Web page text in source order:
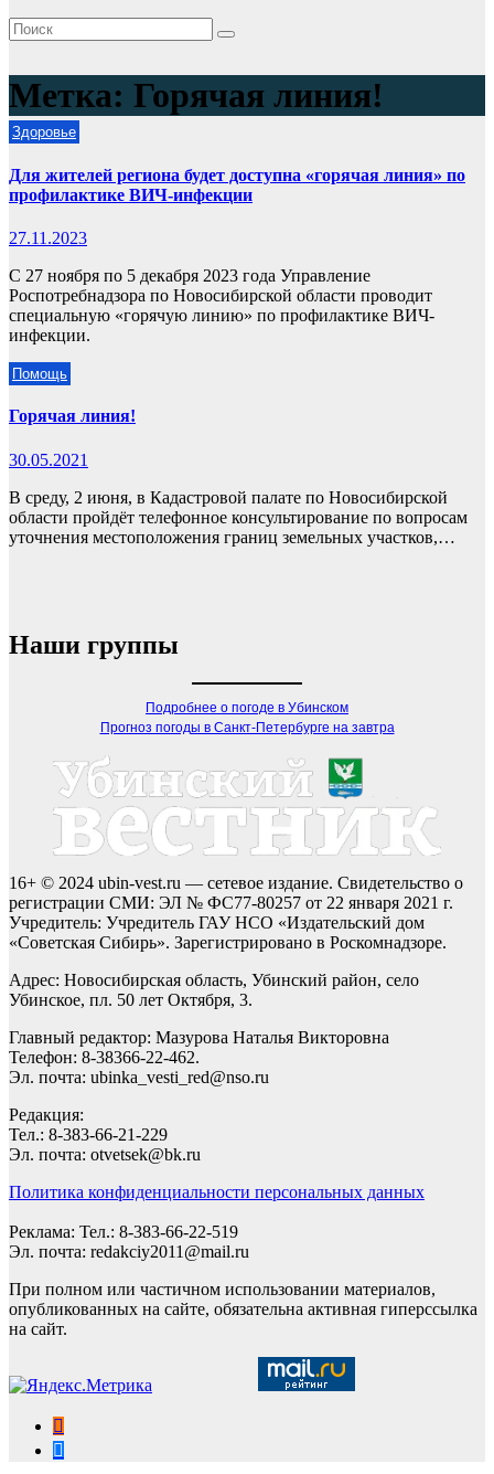
Метка: Горячая линия!
Здоровье
Для жителей региона будет доступна «горячая линия» по
профилактике ВИЧ-инфекции
27.11.2023
С 27 ноября по 5 декабря 2023 года Управление
Роспотребнадзора по Новосибирской области проводит
специальную «горячую линию» по профилактике ВИЧ-
инфекции.
Помощь
Горячая линия!
30.05.2021
В среду, 2 июня, в Кадастровой палате по Новосибирской
области пройдёт телефонное консультирование по вопросам
уточнения местоположения границ земельных участков,…
Наши группы
Подробнее о погоде в Убинском
Прогноз погоды в Санкт-Петербурге на завтра
16+ © 2024 ubin-vest.ru — сетевое издание. Свидетельство о
регистрации СМИ: ЭЛ № ФС77-80257 от 22 января 2021 г.
Учредитель: Учредитель ГАУ НСО «Издательский дом
«Советская Сибирь». Зарегистрировано в Роскомнадзоре.
Адрес: Новосибирская область, Убинский район, село
Убинское, пл. 50 лет Октября, 3.
Главный редактор: Мазурова Наталья Викторовна
Телефон: 8-38366-22-462.
Эл. почта: ubinka_vesti_red@nso.ru
Редакция:
Тел.: 8-383-66-21-229
Эл. почта: otvetsek@bk.ru
Политика конфиденциальности персональных данных
Реклама: Тел.: 8-383-66-22-519
Эл. почта: redakciy2011@mail.ru
При полном или частичном использовании материалов,
опубликованных на сайте, обязательна активная гиперссылка
на сайт.